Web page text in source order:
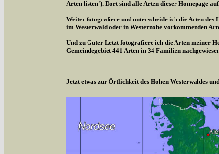
Arten listen'). Dort sind alle Arten dieser Homepage
Weiter fotografiere und unterscheide ich die Arten des
im Westerwald oder in Westernohe vorkommenden
Und zu Guter Letzt fotografiere ich die Arten meiner
Gemeindegebiet 441 Arten in 34 Familien
Jetzt etwas zur Örtlichkeit des Hohen Westerwaldes